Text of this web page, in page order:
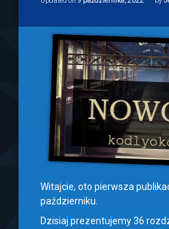
Witajcie, oto pierwsza
październiku.
Dzisiaj prezentujemy 36